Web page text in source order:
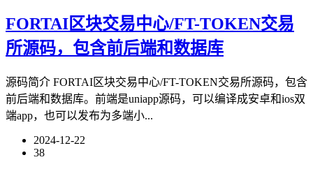
FORTAI区块交易中心/FT-TOKEN交易
所源码，包含前后端和数据库
源码简介 FORTAI区块交易中心/FT-TOKEN交易所源码，包含
前后端和数据库。前端是uniapp源码，可以编译成安卓和ios双
端app，也可以发布为多端小...
2024-12-22
38